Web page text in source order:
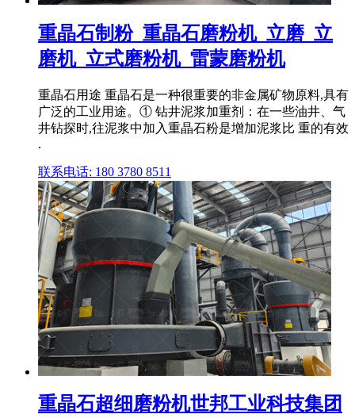
重晶石制粉_重晶石磨粉机_立磨_立
磨机_立式磨粉机_雷蒙磨粉机
重晶石用途 重晶石是一种很重要的非金属矿物原料,具有
广泛的工业用途。① 钻井泥浆加重剂：在一些油井、气
井钻探时,往泥浆中加入重晶石粉是增加泥浆比 重的有效
.
联系电话: 180 3780 8511
重晶石超细磨粉机世邦工业科技集团